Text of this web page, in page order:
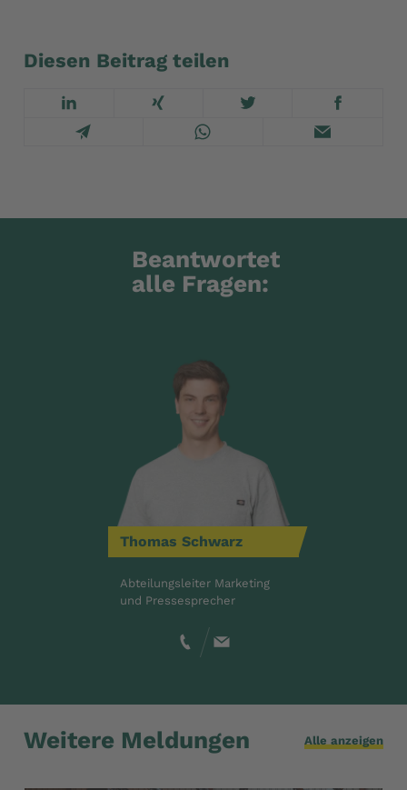
Diesen Beitrag teilen
Beantwortet
alle Fragen:
Thomas Schwarz
Abteilungsleiter Marketing
und Pressesprecher
Weitere Meldungen Alle anzeigen